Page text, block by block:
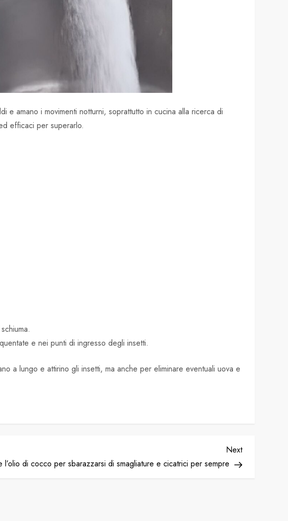
amano i movimenti notturni, soprattutto in cucina alla ricerca di
efficaci per superarlo.
e nei punti di ingresso degli insetti.
a lungo e attirino gli insetti, ma anche per eliminare eventuali uova e
Next
Post
Next
l’olio di cocco per sbarazzarsi di smagliature e cicatrici per sempre